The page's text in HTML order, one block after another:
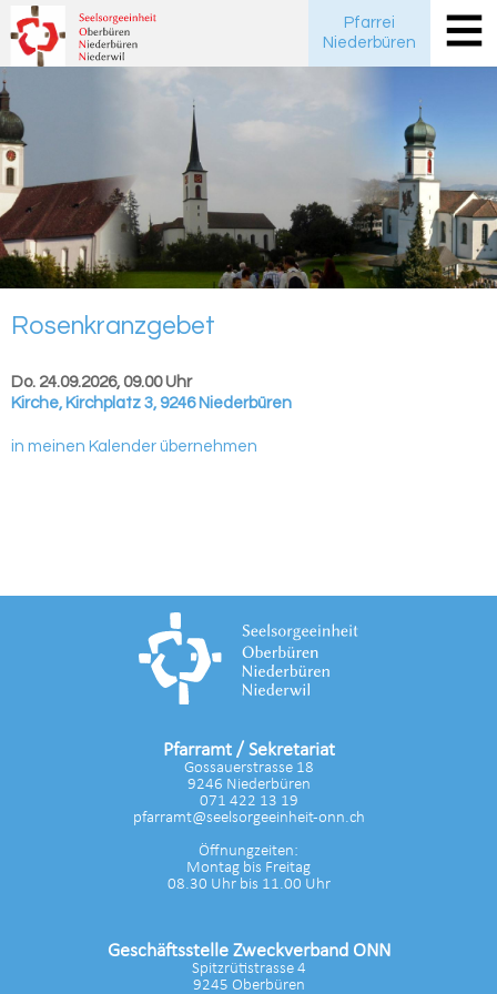
Pfarrei
Niederbüren
Ro­sen­kranz­ge­bet
Do. 24.09.2026, 09.00 Uhr
Kirche, Kirchplatz 3, 9246 Niederbüren
in meinen Kalender übernehmen
Pfarramt / Sekretariat
Gossauerstrasse 18
9246 Niederbüren
071 422 13 19
pfarramt@seelsorgeeinheit-onn.ch
Öffnungzeiten:
Montag bis Freitag
08.30 Uhr bis 11.00 Uhr
Geschäftsstelle Zweckverband ONN
Spitzrütistrasse 4
9245 Oberbüren